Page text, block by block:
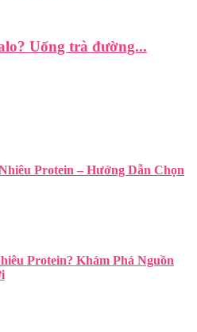
Uống trà đường...
Protein – Hướng Dẫn Chọn
Protein? Khám Phá Nguồn